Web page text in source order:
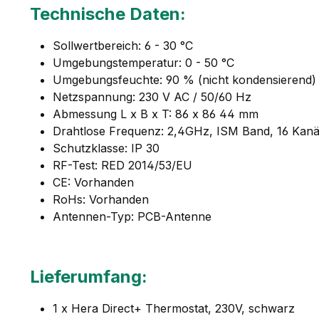
Technische Daten:
Sollwertbereich: 6 - 30 °C
Umgebungstemperatur: 0 - 50 °C
Umgebungsfeuchte: 90 % (nicht kondensierend)
Netzspannung: 230 V AC / 50/60 Hz
Abmessung L x B x T: 86 x 86 44 mm
Drahtlose Frequenz: 2,4GHz, ISM Band, 16
Schutzklasse: IP 30
RF-Test: RED 2014/53/EU
CE: Vorhanden
RoHs: Vorhanden
Antennen-Typ: PCB-Antenne
Lieferumfang:
1 x Hera Direct+ Thermostat, 230V, schwarz